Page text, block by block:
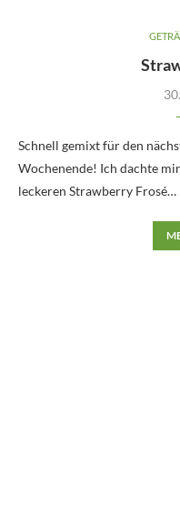
Schnell gemixt für den
Wochenende! Ich dachte
leckeren Strawberry Frosé…